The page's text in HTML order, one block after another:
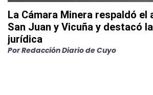
La Cámara Minera respaldó el
San Juan y Vicuña y destacó
jurídica
PorRedacción Diario de Cuyo